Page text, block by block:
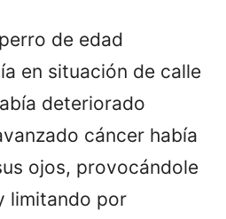
de edad
en situación de calle
deteriorado
cáncer había
ojos, provocándole
limitando por